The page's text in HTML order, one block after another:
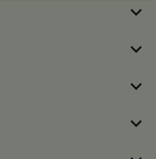
keyboard_arrow_down
keyboard_arrow_down
keyboard_arrow_down
keyboard_arrow_down